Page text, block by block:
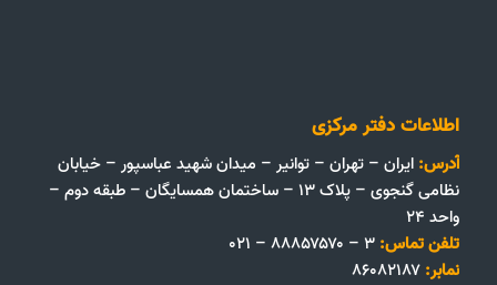
اطلاعات دفتر مرکزی
آدرس: ایران – تهران – توانیر – میدان شهید عباسپور – خیابان
نظامی گنجوی – پلاک ۱۳ – ساختمان همسایگان – طبقه دوم –
واحد ۲۴
تلفن تماس:
نمابر: